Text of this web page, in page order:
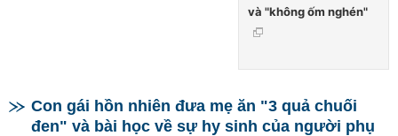
và "không ốm nghén"
Con gái hồn nhiên đưa mẹ ăn "3 quả chuối
đen" và bài học về sự hy sinh của người phụ